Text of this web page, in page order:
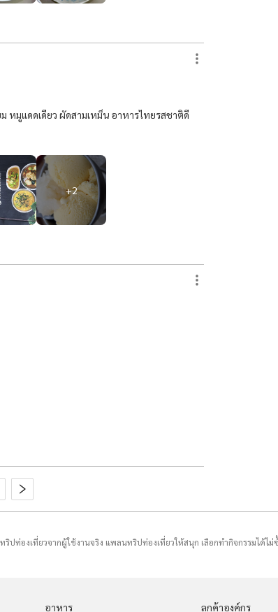
หมูแดดเดียว ผัดสามเหม็น อาหารไทยรสชาติดี
+2
ปท่องเที่ยวจากผู้ใช้งานจริง แพลนทริปท่องเที่ยวให้สนุก เลือกทำกิจกรรมได้ไ
อาหาร ลูกค้าองค์กร